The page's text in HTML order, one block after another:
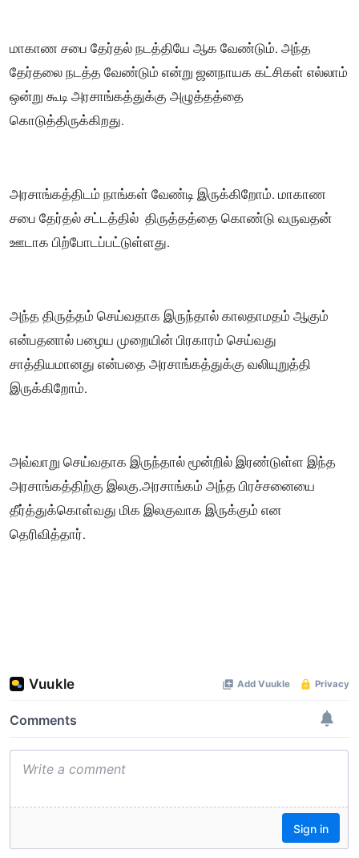
மாகாண சபை தேர்தல் நடத்தியே ஆக வேண்டும். அந்த
தேர்தலை நடத்த வேண்டும் என்று ஜனநாயக கட்சிகள் எல்லாம்
ஒன்று கூடி அரசாங்கத்துக்கு அழுத்தத்தை
கொடுத்திருக்கிறது.
அரசாங்கத்திடம் நாங்கள் வேண்டி இருக்கிறோம். மாகாண
சபை தேர்தல் சட்டத்தில் திருத்தத்தை கொண்டு வருவதன்
ஊடாக பிற்போடப்பட்டுள்ளது.
அந்த திருத்தம் செய்வதாக இருந்தால் காலதாமதம் ஆகும்
என்பதனால் பழைய முறையின் பிரகாரம் செய்வது
சாத்தியமானது என்பதை அரசாங்கத்துக்கு வலியுறுத்தி
இருக்கிறோம்.
அவ்வாறு செய்வதாக இருந்தால் மூன்றில் இரண்டுள்ள இந்த
அரசாங்கத்திற்கு இலகு.அரசாங்கம் அந்த பிரச்சனையை
தீர்த்துக்கொள்வது மிக இலகுவாக இருக்கும் என
தெரிவித்தார்.